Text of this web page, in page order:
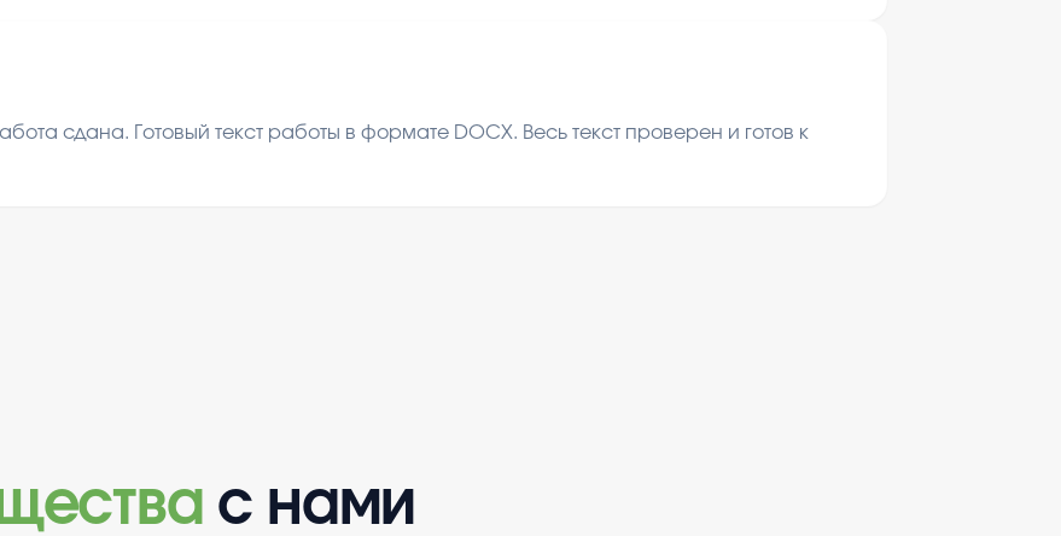
сдана. Готовый текст работы в формате DOCX. Весь текст проверен и готов к
с нами